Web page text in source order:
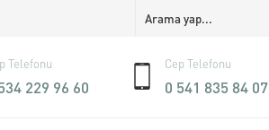
Telefonu
229 96 60
Cep Telefonu
0 541 835 84 07